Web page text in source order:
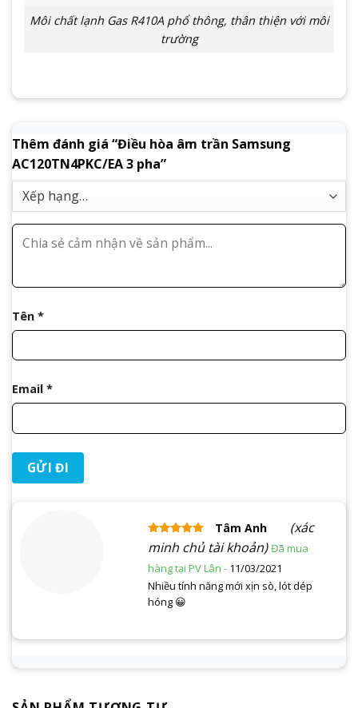
Môi chất lạnh Gas R410A phổ thông, thân thiện với môi
trường
Thêm đánh giá “Điều hòa âm trần Samsung
AC120TN4PKC/EA 3 pha”
Tên *
Email *
Được xếp
hạng5 5 sao
Tâm Anh
(xác
minh chủ tài khoản)
11/03/2021
Nhiều tính năng mới xịn sò, lót dép
hóng 😀